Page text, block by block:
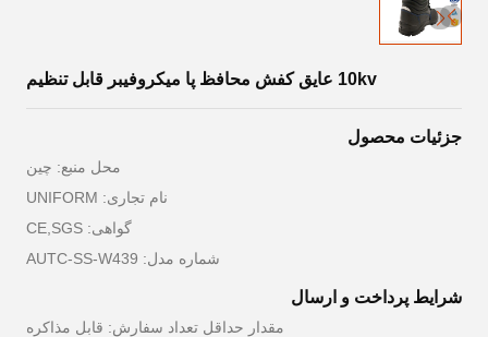
10kv عایق کفش محافظ پا میکروفیبر قابل تنظیم
جزئیات محصول
محل منبع: چین
نام تجاری: UNIFORM
گواهی: CE,SGS
شماره مدل: AUTC-SS-W439
شرایط پرداخت و ارسال
مقدار حداقل تعداد سفارش: قابل مذاکره